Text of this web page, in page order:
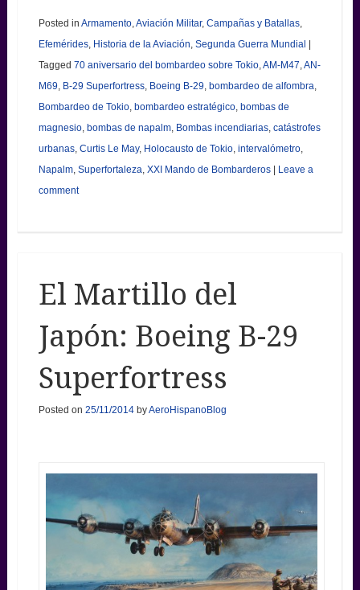
Posted in Armamento,Aviación Militar, Campañas y Batallas,
Efemérides, Historia de la Aviación, Segunda Guerra Mundial
Tagged 70 aniversario del bombardeo sobre Tokio,AM-M47,AN-
M69, B-29 Superfortress, Boeing B-29, bombardeo de alfombra,
Bombardeo de Tokio, bombardeo estratégico, bombas de
magnesio, bombas de napalm, Bombas incendiarias, catástrofes
urbanas, Curtis Le May, Holocausto de Tokio, intervalómetro,
Napalm, Superfortaleza, XXI Mando de Bombarderos
Leave a
comment
El Martillo del
Japón: Boeing B-29
Superfortress
Posted on 25/11/2014byAeroHispanoBlog